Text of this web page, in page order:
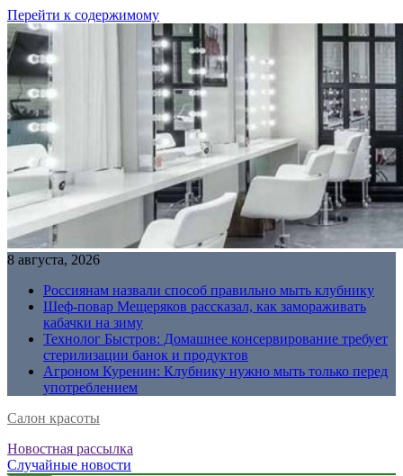
Перейти к содержимому
8 августа, 2026
Россиянам назвали способ правильно мыть клубнику
Шеф-повар Мещеряков рассказал, как замораживать
кабачки на зиму
Технолог Быстров: Домашнее консервирование требует
стерилизации банок и продуктов
Агроном Куренин: Клубнику нужно мыть только перед
употреблением
Салон красоты
Новостная рассылка
Случайные новости